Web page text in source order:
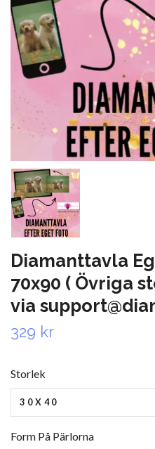
Diamanttavla
70x90 ( Övriga
via
329 kr
Storlek
30X40
Form På Pärlorna